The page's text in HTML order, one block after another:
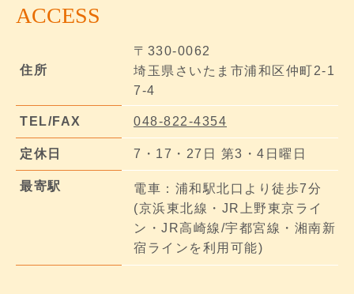
ACCESS
住所
〒330-0062
埼玉県さいたま市浦和区仲町2-1
7-4
TEL/FAX 048-822-4354
定休日 7・17・27日 第3・4日曜日
最寄駅
電車：浦和駅北口より徒歩7分
(京浜東北線・JR上野東京ライ
ン・JR高崎線/宇都宮線・湘南新
宿ラインを利用可能)